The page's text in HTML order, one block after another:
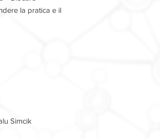
la pratica e il
Simcik